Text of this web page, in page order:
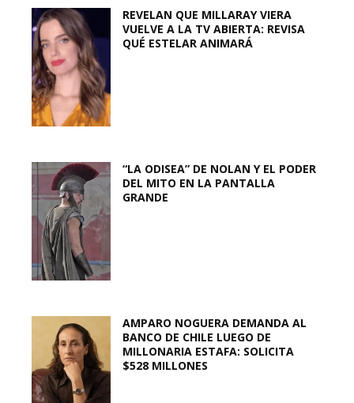
REVELAN QUE MILLARAY VIERA
VUELVE A LA TV ABIERTA: REVISA
QUÉ ESTELAR ANIMARÁ
“LA ODISEA” DE NOLAN Y EL PODER
DEL MITO EN LA PANTALLA
GRANDE
AMPARO NOGUERA DEMANDA AL
BANCO DE CHILE LUEGO DE
MILLONARIA ESTAFA: SOLICITA
$528 MILLONES